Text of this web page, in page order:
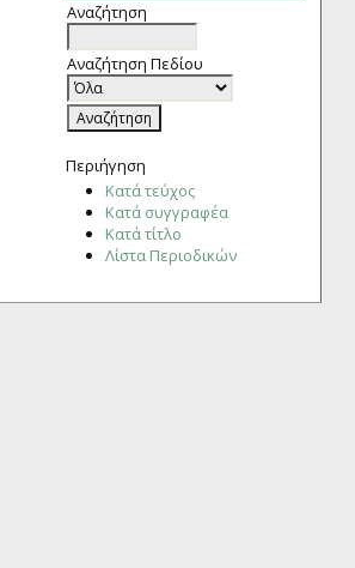
Αναζήτηση
Αναζήτηση Πεδίου
Περιήγηση
Κατά τεύχος
Κατά συγγραφέα
Κατά τίτλο
Λίστα Περιοδικών